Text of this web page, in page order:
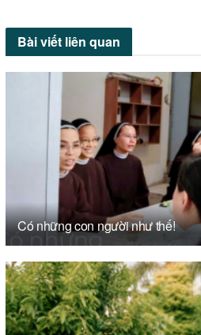
Bài viết liên quan
Có những con người như thế!